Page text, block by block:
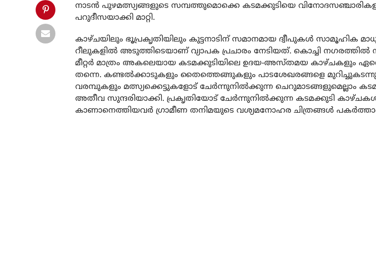
നാടന്‍ പുഴമത്സ്യങ്ങളുടെ സമ്പത്തുമൊക്കെ കടമക്കുടിയെ
പറുദീസയാക്കി മാറ്റി.
കാഴ്ചയിലും ഭൂപ്രകൃതിയിലും കുട്ടനാടിന് സമാനമായ ദ്വീപുകള്‍ സാമൂഹിക
റീലുകളില്‍ അടുത്തിടെയാണ് വ്യാപക പ്രചാരം നേടിയത്. കൊച്ചി നഗരത്തില്‍
മീറ്റര്‍ മാത്രം അകലെയായ കടമക്കുടിയിലെ ഉദയ-അസ്തമയ കാഴ്ചകളും
തന്നെ. കണ്ടല്‍ക്കാടുകളും തൈത്തെങ്ങുകളും പാടശേഖരങ്ങളെ
വരമ്പുകളും മത്സ്യക്കെട്ടുകളോട് ചേര്‍ന്നുനില്‍ക്കുന്ന ചെറുമാടങ്ങളുമെല്ലാം
അതീവ സുന്ദരിയാക്കി. പ്രകൃതിയോട് ചേർന്നുനില്‍ക്കുന്ന കടമക്കുടി
കാണാനെത്തിയവര്‍ ഗ്രാമീണ തനിമയുടെ വശ്യമനോഹര ചിത്രങ്ങള്‍